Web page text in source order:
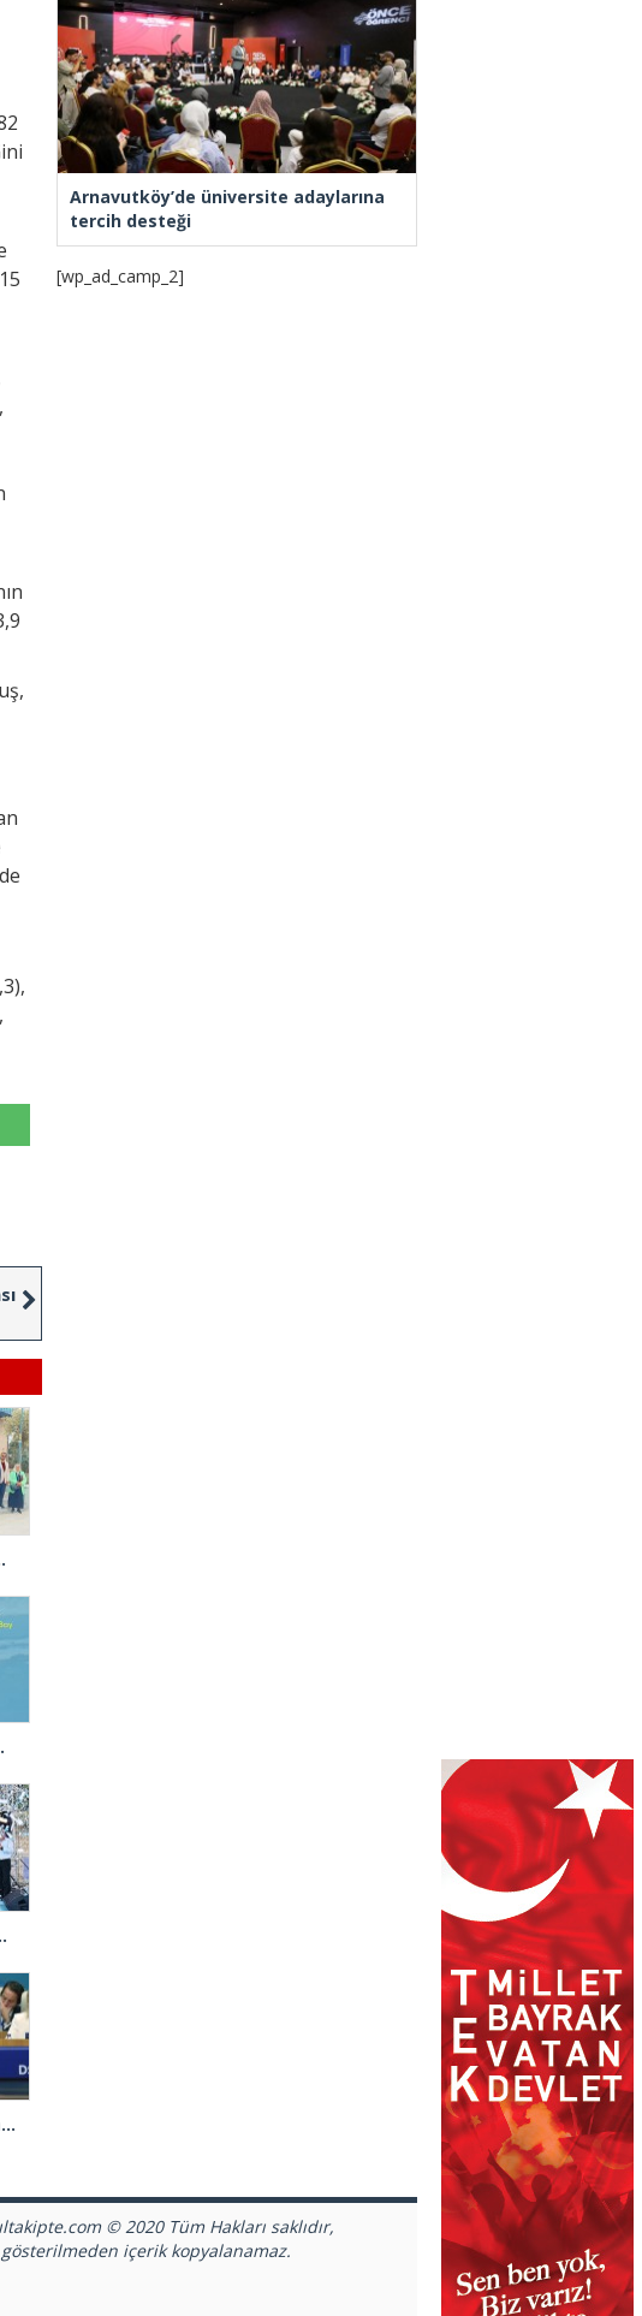
buluştu
tamamladı
enerjiye dönüştü
Cumhurbaşkanı Erdoğan: ”Savunma hedeflerine 5 yıl erken ulaşacağız”
Arnavutköy’de üniversite adaylarına
tercih desteği
[wp_ad_camp_2]
© 2020 Tüm Hakları saklıdır,
içerik kopyalanamaz.